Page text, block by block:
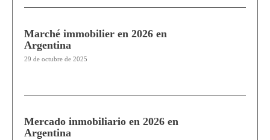
Marché immobilier en 2026 en
Argentina
29 de octubre de 2025
Mercado inmobiliario en 2026 en
Argentina